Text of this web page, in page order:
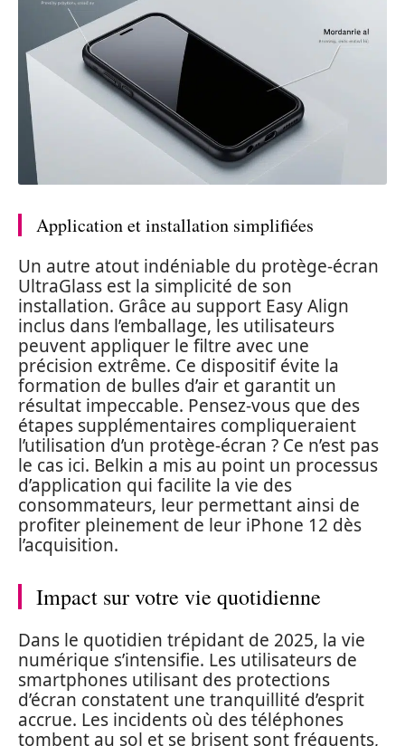
Application et installation simplifiées
Un autre atout indéniable du protège-écran
UltraGlass est la simplicité de son
installation. Grâce au support Easy Align
inclus dans l’emballage, les utilisateurs
peuvent appliquer le filtre avec une
précision extrême. Ce dispositif évite la
formation de bulles d’air et garantit un
résultat impeccable. Pensez-vous que des
étapes supplémentaires compliqueraient
l’utilisation d’un protège-écran ? Ce n’est pas
le cas ici. Belkin a mis au point un processus
d’application qui facilite la vie des
consommateurs, leur permettant ainsi de
profiter pleinement de leur iPhone 12 dès
l’acquisition.
Impact sur votre vie quotidienne
Dans le quotidien trépidant de 2025, la vie
numérique s’intensifie. Les utilisateurs de
smartphones utilisant des protections
d’écran constatent une tranquillité d’esprit
accrue. Les incidents où des téléphones
tombent au sol et se brisent sont fréquents,